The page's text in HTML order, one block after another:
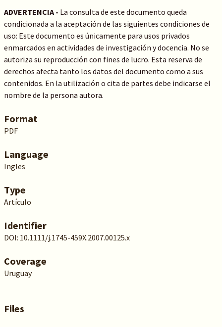
ADVERTENCIA - La consulta de este documento queda
condicionada a la aceptación de las siguientes condiciones de
uso: Este documento es únicamente para usos privados
enmarcados en actividades de investigación y docencia. No se
autoriza su reproducción con fines de lucro. Esta reserva de
derechos afecta tanto los datos del documento como a sus
contenidos. En la utilización o cita de partes debe indicarse el
nombre de la persona autora.
Format
PDF
Language
Ingles
Type
Artículo
Identifier
DOI: 10.1111/j.1745-459X.2007.00125.x
Coverage
Uruguay
Files